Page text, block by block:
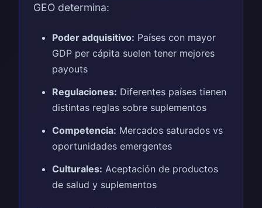
GEO determina:
Poder adquisitivo: Países con mayor
GDP per cápita suelen tener mejores
payouts
Regulaciones: Diferentes países tienen
distintas reglas sobre suplementos
Competencia: Mercados saturados vs
oportunidades emergentes
Culturales: Aceptación de productos
de salud y suplementos